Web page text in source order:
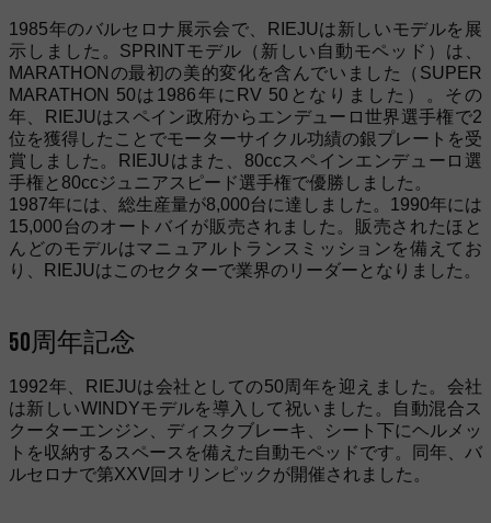
1985年のバルセロナ展示会で、RIEJUは新しいモデルを展
示しました。SPRINTモデル（新しい自動モペッド）は、
MARATHONの最初の美的変化を含んでいました（SUPER
MARATHON 50は1986年にRV 50となりました）。その
年、RIEJUはスペイン政府からエンデューロ世界選手権で2
位を獲得したことでモーターサイクル功績の銀プレートを受
賞しました。RIEJUはまた、80ccスペインエンデューロ選
手権と80ccジュニアスピード選手権で優勝しました。
1987年には、総生産量が8,000台に達しました。1990年には
15,000台のオートバイが販売されました。販売されたほと
んどのモデルはマニュアルトランスミッションを備えてお
り、RIEJUはこのセクターで業界のリーダーとなりました。
50周年記念
1992年、RIEJUは会社としての50周年を迎えました。会社
は新しいWINDYモデルを導入して祝いました。自動混合ス
クーターエンジン、ディスクブレーキ、シート下にヘルメッ
トを収納するスペースを備えた自動モペッドです。同年、バ
ルセロナで第XXV回オリンピックが開催されました。